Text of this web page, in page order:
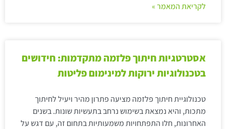
לקריאת המאמר »
אסטרטגיות חיתוך פלזמה מתקדמות: חידושים
בטכנולוגיות ירוקות למינימום פליטות
טכנולוגיית חיתוך פלזמה מציעה פתרון מהיר ויעיל לחיתוך
מתכות, והיא נמצאת בשימוש נרחב בתעשיות שונות. בשנים
האחרונות, חלו התפתחויות משמעותיות בתחום זה, עם דגש על